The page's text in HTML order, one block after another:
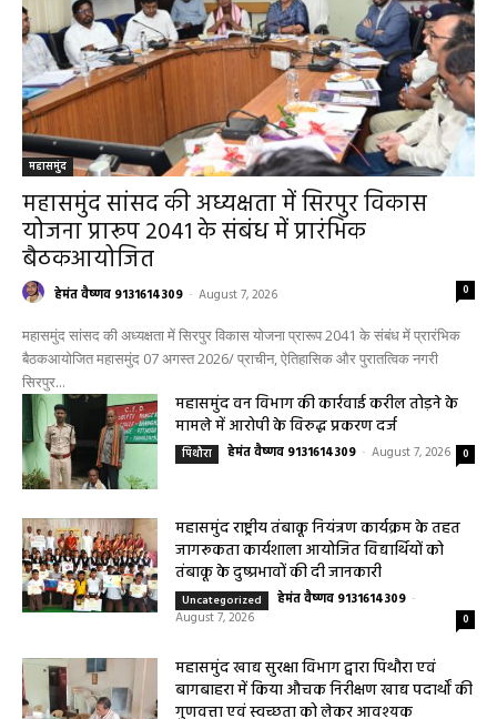
महासमुंद
महासमुंद सांसद की अध्यक्षता में सिरपुर विकास
योजना प्रारूप 2041 के संबंध में प्रारंभिक
बैठकआयोजित
हेमंत वैष्णव 9131614309 August 7, 2026
महासमुंद सांसद की अध्यक्षता में सिरपुर विकास योजना प्रारूप 2041 के संबंध में प्रारंभिक
बैठकआयोजित महासमुंद 07 अगस्त 2026/ प्राचीन, ऐतिहासिक और पुरातत्विक नगरी
सिरपुर...
पिथौरा हेमंत वैष्णव 9131614309 - August 7, 2026
महासमुंद राष्ट्रीय तंबाकू नियंत्रण कार्यक्रम के तहत
जागरूकता कार्यशाला आयोजित विद्यार्थियों को
Uncategorized हेमंत वैष्णव 9131614309
August 7, 2026
0